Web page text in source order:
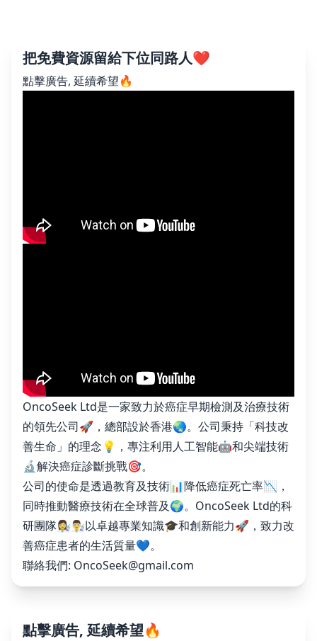
把免費資源留給下位同路人❤️
點擊廣告, 延續希望🔥
OncoSeek Ltd是一家致力於癌症早期檢測及治療技術
的領先公司🚀，總部設於香港🌏。公司秉持「科技改
善生命」的理念💡，專注利用人工智能🤖和尖端技術
🔬解決癌症診斷挑戰🎯。
公司的使命是透過教育及技術📊降低癌症死亡率📉，
同時推動醫療技術在全球普及🌍。OncoSeek Ltd的科
研團隊👩‍🔬👨‍🔬以卓越專業知識🎓和創新能力🚀，致力改
善癌症患者的生活質量💙。
聯絡我們: OncoSeek@gmail.com
點擊廣告, 延續希望🔥